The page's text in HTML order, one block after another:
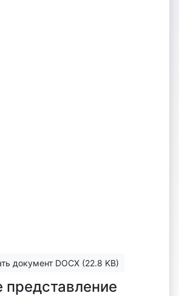
документ DOCX (22.8 KB)
представление